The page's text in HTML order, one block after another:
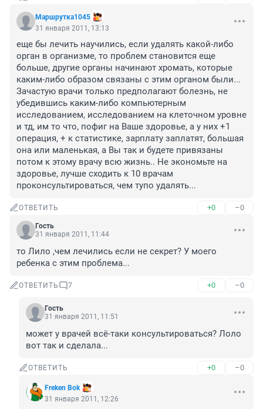
Маршрутка1045
31 января 2011, 13:13
еще бы лечить научились, если удалять какой-либо
орган в организме, то проблем становится еще
больше, другие органы начинают хромать, которые
каким-либо образом связаны с этим органом были...
Зачастую врачи только предполагают болезнь, не
убедившись каким-либо компьютерным
исследованием, исследованием на клеточном уровне
и тд, им то что, пофиг на Ваше здоровье, а у них +1
операция, + к статистике, зарплату заплатят, большая
она или маленькая, а Вы так и будете привязаны
потом к этому врачу всю жизнь.. Не экономьте на
здоровье, лучше сходить к 10 врачам
проконсультироваться, чем тупо удалять...
ОТВЕТИТЬ +0 –0
Гость
31 января 2011, 11:44
то Лило ,чем лечились если не секрет? У моего
ребенка с этим проблема...
ОТВЕТИТЬ 7 +0 –0
Гость
31 января 2011, 11:51
может у врачей всё-таки консультироваться? Лоло
вот так и сделала...
ОТВЕТИТЬ +0 –0
Freken Bok
31 января 2011, 12:26